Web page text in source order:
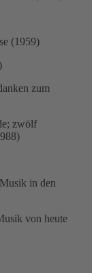
(1959)
zum
zwölf
in den
von heute